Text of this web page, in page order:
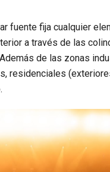
fuente fija cualquier
a través de las
de las zonas
residenciales